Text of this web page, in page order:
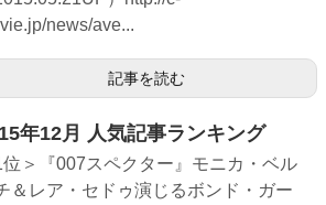
news/ave...
記事を読む
年12月 人気記事ランキング
位＞『007スペクター』モニカ・ベル
＆レア・セドゥ演じるボンド・ガー